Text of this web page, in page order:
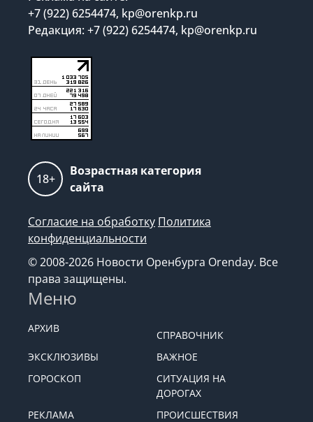
+7 (922) 6254474, kp@orenkp.ru
Редакция: +7 (922) 6254474, kp@orenkp.ru
18+
Возрастная категория
сайта
Согласие на обработку Политика
конфиденциальности
© 2008-2026 Новости Оренбурга Orenday. Все
права защищены.
Меню
АРХИВ
СПРАВОЧНИК
ЭКСКЛЮЗИВЫ
ВАЖНОЕ
ГОРОСКОП
СИТУАЦИЯ НА
ДОРОГАХ
РЕКЛАМА
ПРОИСШЕСТВИЯ